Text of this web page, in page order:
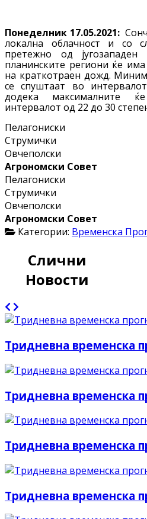
Понеделник 17.05.2021:
локална облачност и со
претежно од
планинските региони ќе
на краткотраен дожд.
се спуштаат во
додека максималните
интервалот од 22 до 30
Пелагониски
Струмички
Овчеполски
Агрономски Совет
Пелагониски
Струмички
Овчеполски
Агрономски Совет
Категории: Временска
Слични
Новости
Тридневна временска
Тридневна временска
Тридневна временска
Тридневна временска